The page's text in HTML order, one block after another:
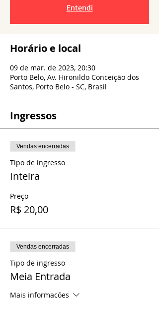
Entendi
Horário e local
09 de mar. de 2023, 20:30
Porto Belo, Av. Hironildo Conceição dos
Santos, Porto Belo - SC, Brasil
Ingressos
Vendas encerradas
Tipo de ingresso
Inteira
Preço
R$ 20,00
Vendas encerradas
Tipo de ingresso
Meia Entrada
Mais informações